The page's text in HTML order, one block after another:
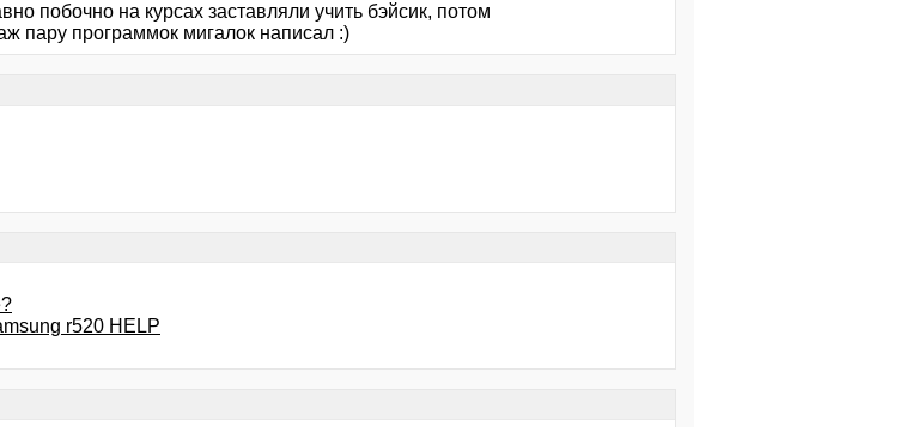
побочно на курсах заставляли учить бэйсик, потом
пару программок мигалок написал :)
r520 HELP